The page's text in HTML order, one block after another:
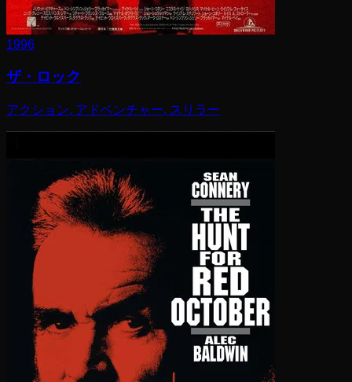
1996
ザ・ロック
アクション, アドベンチャー, スリラー